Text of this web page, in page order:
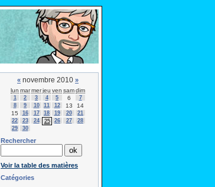
« novembre 2010 »
lun marmerjeu ven samdim
1 2 3 4 5 6
7
8
9 10 11 12 13
14
15
16 17 18 19 20
21
22
23 24 25 26 27
28
29
30
Rechercher
Voir la table des matières
Catégories